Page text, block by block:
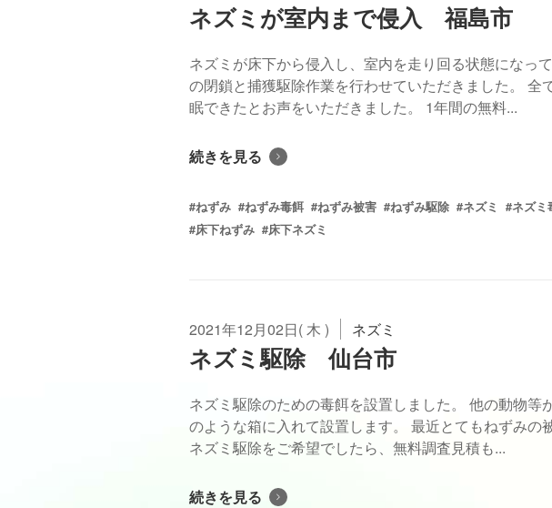
ネズミが室内まで侵入 福島市
ネズミが床下から侵入し、室内を走り回る状態になっ
の閉鎖と捕獲駆除作業を行わせていただきました。 全
眠できたとお声をいただきました。 1年間の無料...
続きを見る
#ねずみ #ねずみ毒餌 #ねずみ被害 #ねずみ駆除 #ネズミ #ネズミ
#床下ねずみ #床下ネズミ
2021年12月02日( 木 ) ネズミ
ネズミ駆除 仙台市
ネズミ駆除のための毒餌を設置しました。 他の動物等
のような箱に入れて設置します。 最近とてもねずみの
ネズミ駆除をご希望でしたら、無料調査見積も...
続きを見る